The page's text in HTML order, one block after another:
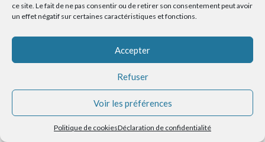
ce site. Le fait de ne pas consentir ou de retirer son consentement peut avoir
un effet négatif sur certaines caractéristiques et fonctions.
Accepter
Refuser
Voir les préférences
Politique de cookiesDéclaration de confidentialité
l’unité d’hématologie pédiatrique